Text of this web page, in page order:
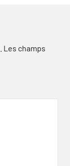
Les champs